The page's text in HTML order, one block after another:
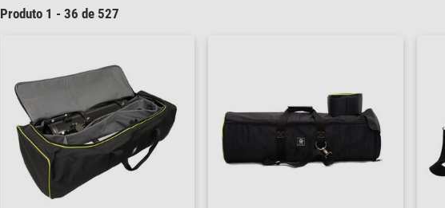
Produto 1 - 36 de 527